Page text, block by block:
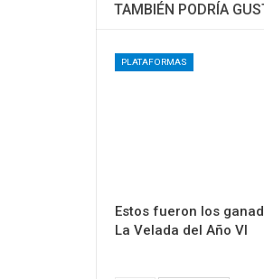
TAMBIÉN PODRÍA
PLATAFORMAS
Estos fueron los
La Velada del Año VI